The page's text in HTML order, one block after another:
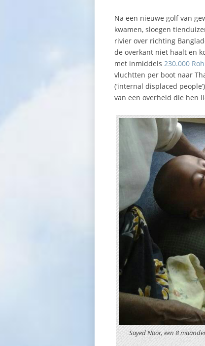
Na een nieuwe golf van
kwamen, sloegen
rivier over richting
de overkant niet haalt en
met inmiddels 230.000
vluchtten per boot naar
(‘internal displaced
van een overheid die hen
Sayed Noor, een 8